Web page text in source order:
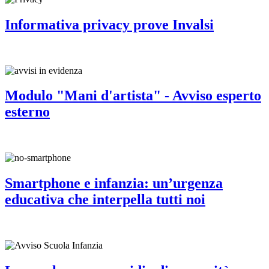
Informativa privacy prove Invalsi
Modulo "Mani d'artista" - Avviso esperto
esterno
Smartphone e infanzia: un’urgenza
educativa che interpella tutti noi